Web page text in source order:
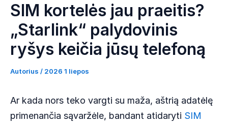
SIM kortelės jau praeitis?
„Starlink“ palydovinis
ryšys keičia jūsų telefoną
Autorius / 2026 1 liepos
Ar kada nors teko vargti su maža, aštrią adatėlę
primenančia sąvaržėle, bandant atidaryti SIM